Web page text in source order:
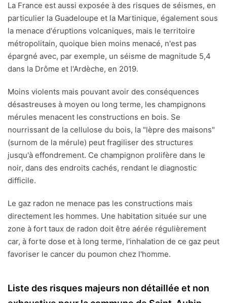
La France est aussi exposée à des risques de séismes, en
particulier la Guadeloupe et la Martinique, également sous
la menace d'éruptions volcaniques, mais le territoire
métropolitain, quoique bien moins menacé, n'est pas
épargné avec, par exemple, un séisme de magnitude 5,4
dans la Drôme et l'Ardèche, en 2019.
Moins violents mais pouvant avoir des conséquences
désastreuses à moyen ou long terme, les champignons
mérules menacent les constructions en bois. Se
nourrissant de la cellulose du bois, la "lèpre des maisons"
(surnom de la mérule) peut fragiliser des structures
jusqu'à effondrement. Ce champignon prolifère dans le
noir, dans des endroits cachés, rendant le diagnostic
difficile.
Le gaz radon ne menace pas les constructions mais
directement les hommes. Une habitation située sur une
zone à fort taux de radon doit être aérée régulièrement
car, à forte dose et à long terme, l'inhalation de ce gaz peut
favoriser le cancer du poumon chez l'homme.
Liste des risques majeurs non détaillée et non